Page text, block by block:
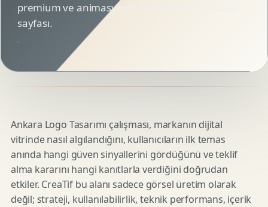
premium ve animasyonlu Logo Tasarımı hizmet
sayfası.
Ankara Logo Tasarımı çalışması, markanın dijital
vitrinde nasıl algılandığını, kullanıcıların ilk temas
anında hangi güven sinyallerini gördüğünü ve teklif
alma kararını hangi kanıtlarla verdiğini doğrudan
etkiler. CreaTif bu alanı sadece görsel üretim olarak
değil; strateji, kullanılabilirlik, teknik performans, içerik